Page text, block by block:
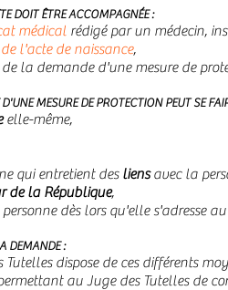
DOIT ÊTRE ACCOMPAGNÉE :
médical rédigé par un médecin,
l'acte de naissance,
la demande d'une mesure de
MESURE DE PROTECTION PEUT SE
elle-même,
qui entretient des liensavec la
de la République,
dès lors qu'elle s'adresse
DEMANDE :
Tutelles dispose de ces différents
au Juge des Tutelles de